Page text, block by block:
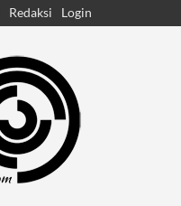
Redaksi Login